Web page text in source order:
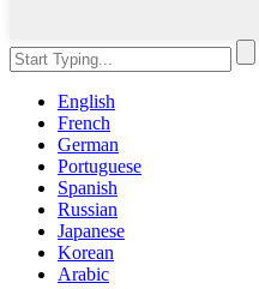
English
French
German
Portuguese
Spanish
Russian
Japanese
Korean
Arabic